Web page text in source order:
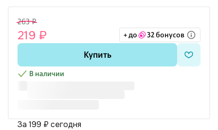
руках. Товар представлен в ассортименте — конкретный
вариант выбирается случайным образом.
263 ₽
219 ₽ + до 32 бонусов
Купить
В наличии
за 199 ₽ сегодня